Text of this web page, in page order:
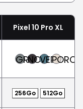
Pixel 10 Pro XL
GRISNOIRVERT
256Go 512Go